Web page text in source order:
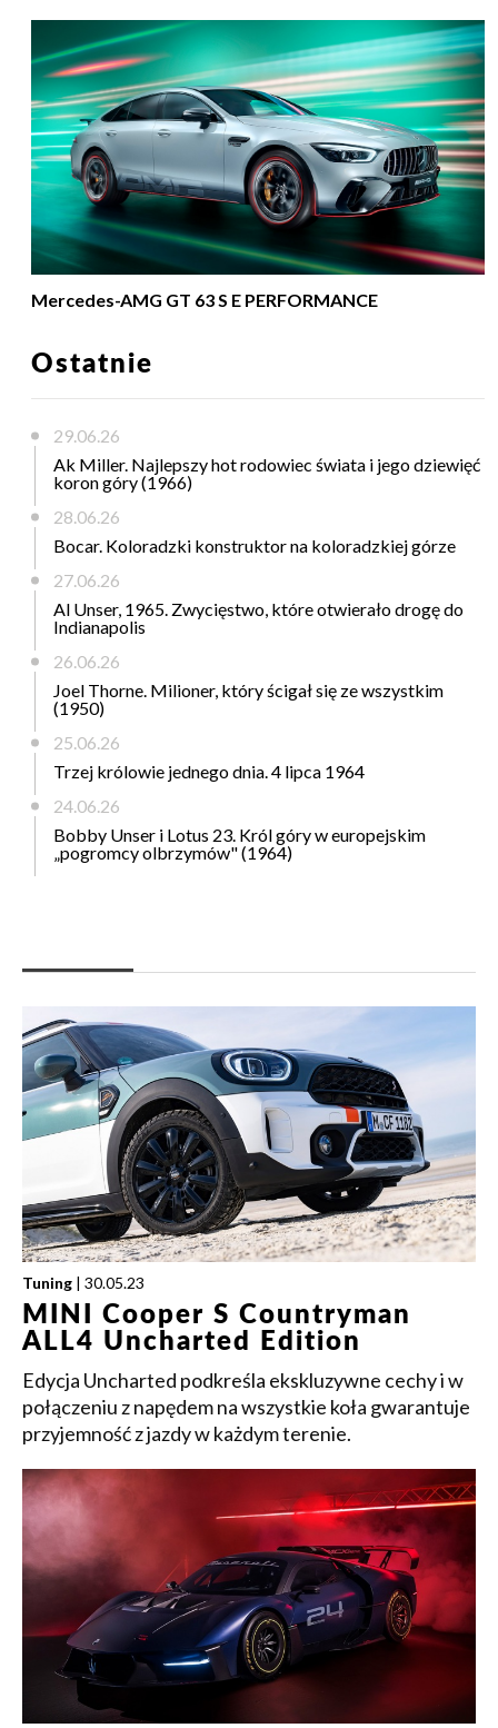
Mercedes-AMG GT 63 S E PERFORMANCE
Ostatnie
29.06.26
Ak Miller. Najlepszy hot rodowiec świata i jego dziewięć
koron góry (1966)
28.06.26
Bocar. Koloradzki konstruktor na koloradzkiej górze
27.06.26
Al Unser, 1965. Zwycięstwo, które otwierało drogę do
Indianapolis
26.06.26
Joel Thorne. Milioner, który ścigał się ze wszystkim
(1950)
25.06.26
Trzej królowie jednego dnia. 4 lipca 1964
24.06.26
Bobby Unser i Lotus 23. Król góry w europejskim
„pogromcy olbrzymów" (1964)
Tuning | 30.05.23
MINI Cooper S Countryman
ALL4 Uncharted Edition
Edycja Uncharted podkreśla ekskluzywne cechy i w
połączeniu z napędem na wszystkie koła gwarantuje
przyjemność z jazdy w każdym terenie.